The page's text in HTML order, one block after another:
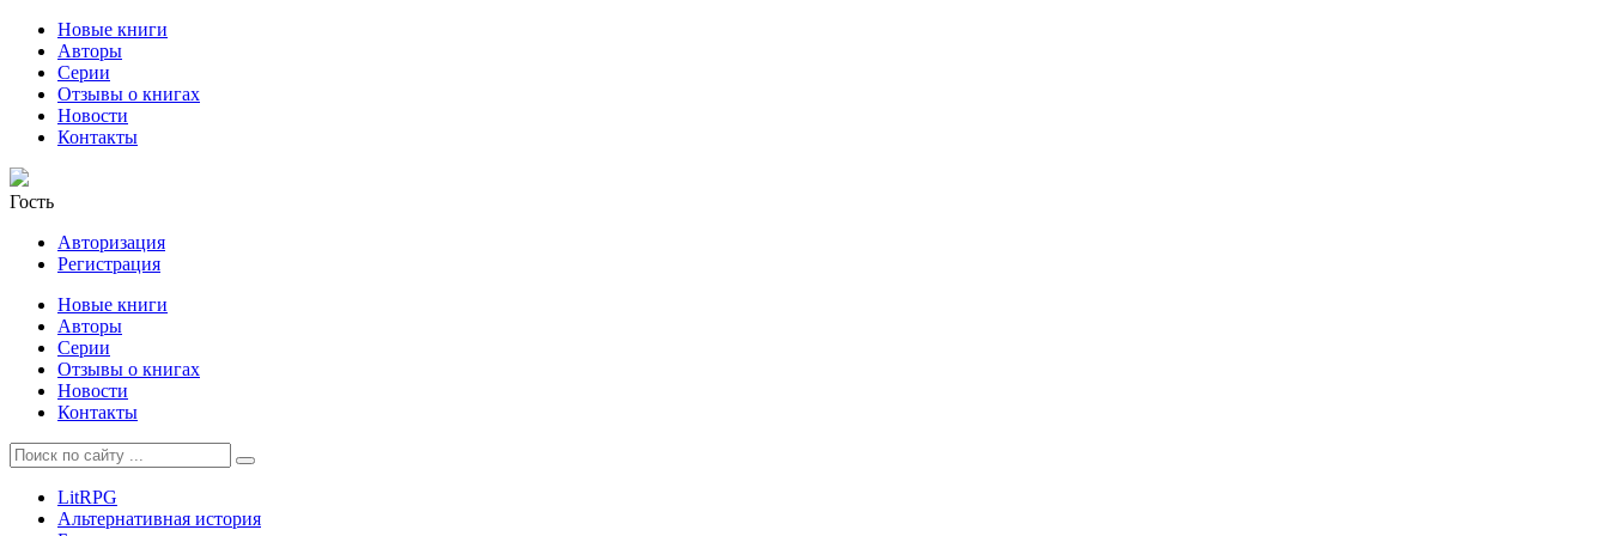
Новые книги
Авторы
Серии
Отзывы о книгах
Новости
Контакты
Гость
Авторизация
Регистрация
Новые книги
Авторы
Серии
Отзывы о книгах
Новости
Контакты
LitRPG
Альтернативная история